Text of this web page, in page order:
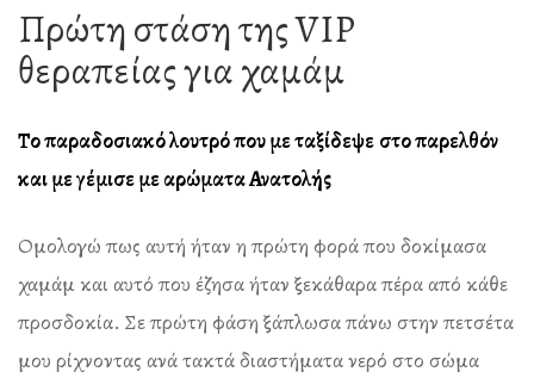
Πρώτη στάση της VIP
θεραπείας για χαμάμ
Το παραδοσιακό λουτρό που με ταξίδεψε στο παρελθόν
και με γέμισε με αρώματα Ανατολής
Ομολογώ πως αυτή ήταν η πρώτη φορά που δοκίμασα
χαμάμ και αυτό που έζησα ήταν ξεκάθαρα πέρα από κάθε
προσδοκία. Σε πρώτη φάση ξάπλωσα πάνω στην πετσέτα
μου ρίχνοντας ανά τακτά διαστήματα νερό στο σώμα